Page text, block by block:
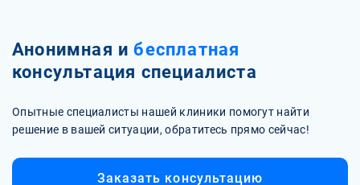
Анонимная и бесплатная
консультация специалиста
Опытные специалисты нашей клиники помогут найти
решение в вашей ситуации, обратитесь прямо сейчас!
Заказать консультацию